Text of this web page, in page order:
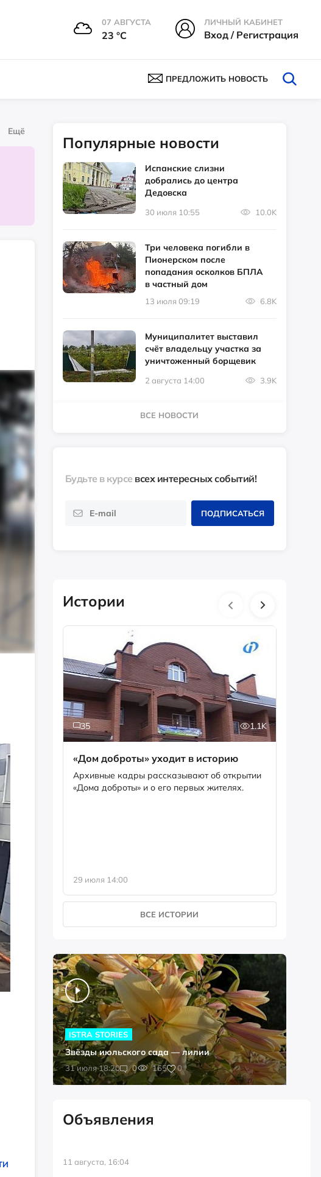
07 АВГУСТА
23 °С
ЛИЧНЫЙ КАБИНЕТ
Вход / Регистрация
ПРЕДЛОЖИТЬ НОВОСТЬ
Ещё
Популярные новости
Испанские слизни
добрались до центра
Дедовска
30 июля 10:55 10.0K
Три человека погибли в
Пионерском после
попадания осколков БПЛА
в частный дом
13 июля 09:19 6.8K
Муниципалитет выставил
счёт владельцу участка за
уничтоженный борщевик
2 августа 14:00 3.9K
ВСЕ НОВОСТИ
Будьте в курсе всех интересных событий!
ПОДПИСАТЬСЯ
Истории
35 1.1K
«Дом доброты» уходит в историю
Архивные кадры рассказывают об открытии
«Дома доброты» и о его первых жителях.
29 июля 14:00
ВСЕ ИСТОРИИ
31 июля 18:20 0 165 0
ISTRA STORIES
Звёзды июльского сада — лилии
Объявления
11 августа, 16:04